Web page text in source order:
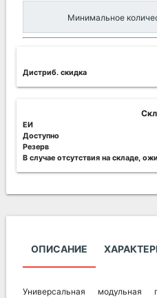
Минимальное
Дистриб. скидка
ЕИ
Доступно
Резерв
В случае отсутствия на складе,
ОПИСАНИЕ
Универсальная